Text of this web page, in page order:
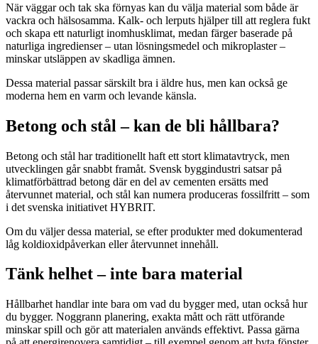
När väggar och tak ska förnyas kan du välja material som både är
vackra och hälsosamma. Kalk- och lerputs hjälper till att reglera fukt
och skapa ett naturligt inomhusklimat, medan färger baserade på
naturliga ingredienser – utan lösningsmedel och mikroplaster –
minskar utsläppen av skadliga ämnen.
Dessa material passar särskilt bra i äldre hus, men kan också ge
moderna hem en varm och levande känsla.
Betong och stål – kan de bli hållbara?
Betong och stål har traditionellt haft ett stort klimatavtryck, men
utvecklingen går snabbt framåt. Svensk byggindustri satsar på
klimatförbättrad betong där en del av cementen ersätts med
återvunnet material, och stål kan numera produceras fossilfritt – som
i det svenska initiativet HYBRIT.
Om du väljer dessa material, se efter produkter med dokumenterad
låg koldioxidpåverkan eller återvunnet innehåll.
Tänk helhet – inte bara material
Hållbarhet handlar inte bara om vad du bygger med, utan också hur
du bygger. Noggrann planering, exakta mått och rätt utförande
minskar spill och gör att materialen används effektivt. Passa gärna